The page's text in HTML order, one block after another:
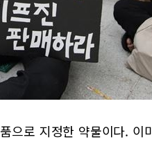
으로 지정한 약물이다. 이